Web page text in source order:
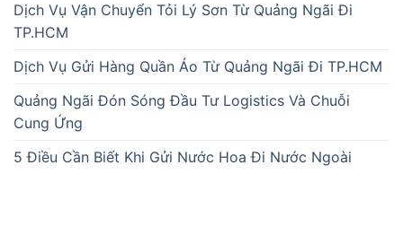
Dịch Vụ Vận Chuyển Tỏi Lý Sơn Từ Quảng Ngãi Đi
TP.HCM
Dịch Vụ Gửi Hàng Quần Áo Từ Quảng Ngãi Đi TP.HCM
Quảng Ngãi Đón Sóng Đầu Tư Logistics Và Chuỗi
Cung Ứng
5 Điều Cần Biết Khi Gửi Nước Hoa Đi Nước Ngoài